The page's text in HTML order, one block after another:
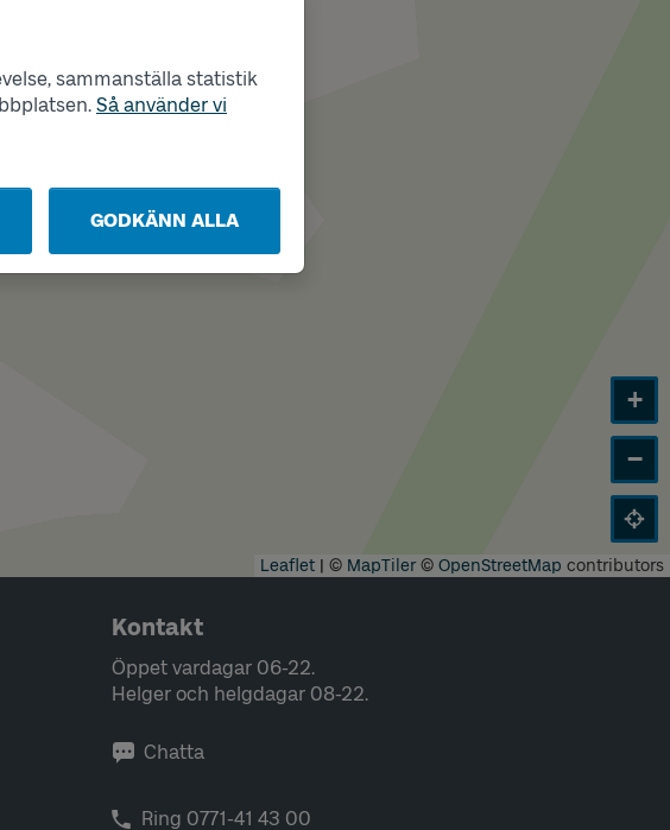
sammanställa statistik
Så använder vi
GODKÄNN ALLA
+
−
Leaflet | © MapTiler© OpenStreetMap contributors
Kontakt
Öppet vardagar 06-22.
Helger och helgdagar 08-22.
Chatta
Ring 0771-41 43 00